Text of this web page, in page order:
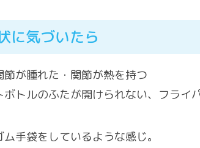
に気づいたら
節が腫れた・関節が熱を持つ
トルのふたが開けられない、フライ
手袋をしているような感じ。